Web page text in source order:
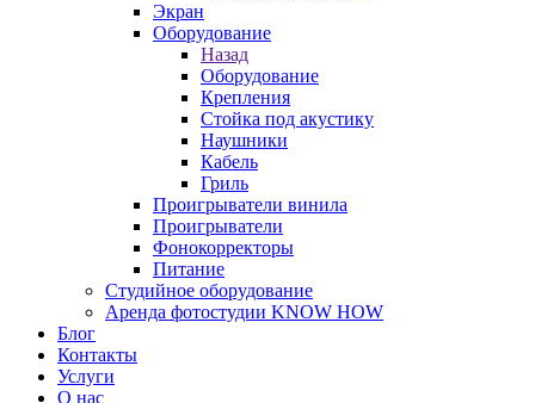
Экран
Оборудование
Назад
Оборудование
Крепления
Стойка под акустику
Наушники
Кабель
Гриль
Проигрыватели винила
Проигрыватели
Фонокорректоры
Питание
Студийное оборудование
Аренда фотостудии KNOW HOW
Блог
Контакты
Услуги
О нас